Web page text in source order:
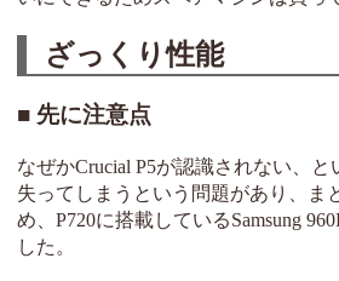
ざっくり性能
先に注意点
なぜかCrucial P5が認識されない、
失ってしまうという問題があり、ま
め、P720に搭載しているSamsung
した。